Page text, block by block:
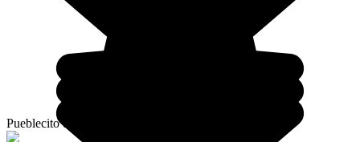
Pueblecito del extremo oriental de Creta.